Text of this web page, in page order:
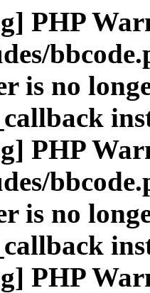
PHP
is no
PHP
is no
PHP